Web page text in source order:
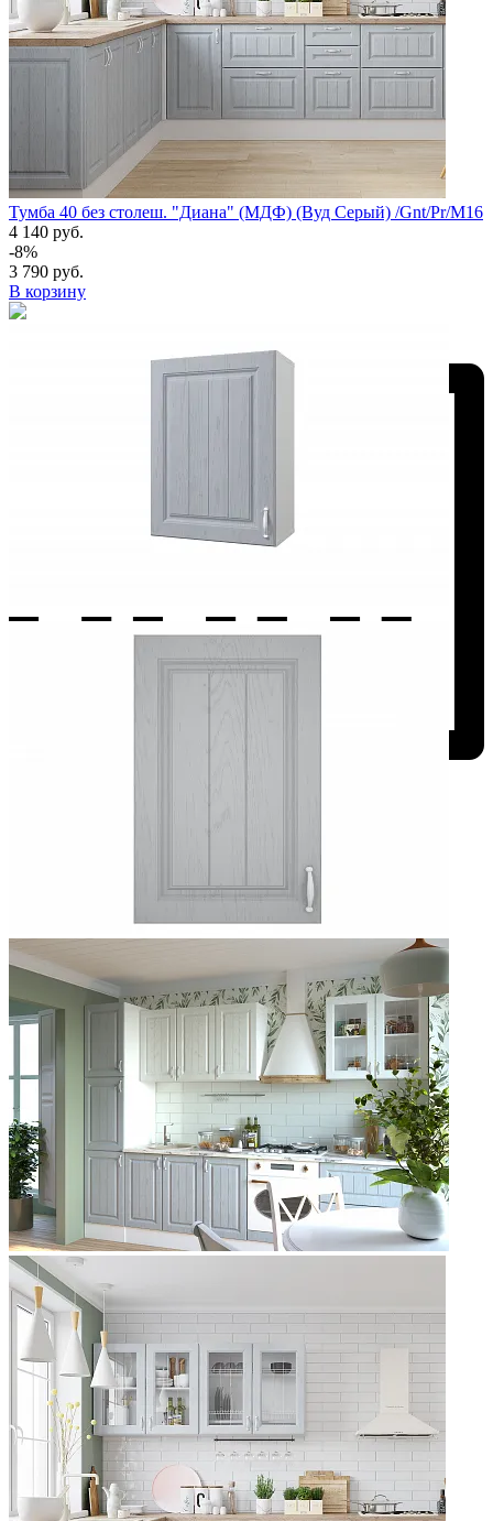
Тумба 40 без столеш. "Диана" (МДФ) (Вуд Серый) /Gnt/Pr/М16
4 140 руб.
-8%
3 790 руб.
В корзину